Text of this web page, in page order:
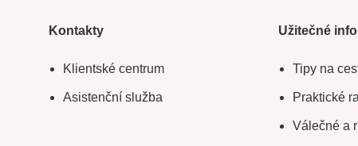
Kontakty
Klientské centrum
Asistenční služba
Užitečné
Tipy na
Praktické
Válečné a